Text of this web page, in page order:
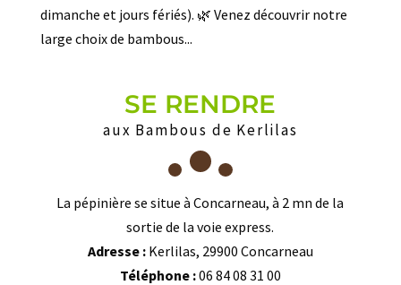
dimanche et jours fériés). 🌿 Venez découvrir notre
large choix de bambous...
SE RENDRE
aux Bambous de Kerlilas
La pépinière se situe à Concarneau, à 2 mn de la
sortie de la voie express.
Adresse :Kerlilas, 29900 Concarneau
Téléphone :06 84 08 31 00